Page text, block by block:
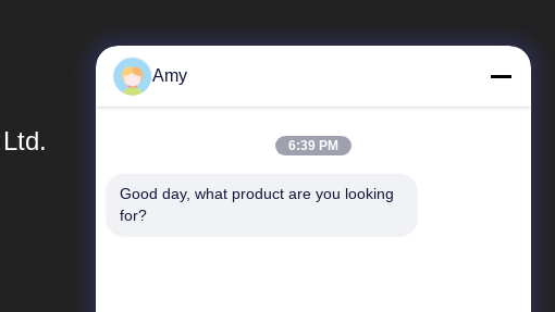
Γρήγορες Συνδέσεις
Amy
6:39 PM
Good day, what product are you looking
for?